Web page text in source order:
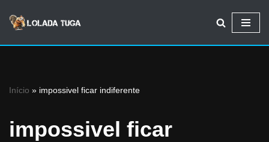
Avançar
Início » impossivel ficar indiferente
impossivel ficar